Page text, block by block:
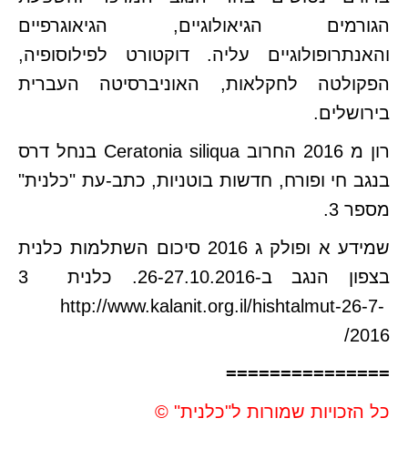
הגורמים הגיאולוגיים, הגיאוגרפיים
והאנתרופולוגיים עליה. דוקטורט לפילוסופיה,
הפקולטה לחקלאות, האוניברסיטה העברית
בירושלים.
רון מ 2016 החרוב Ceratonia siliqua בנחל דרס
בנגב חי ופורח, חדשות בוטניות, כתב-עת "כלנית"
מספר 3.
שמידע א ופולק ג 2016 סיכום השתלמות כלנית
בצפון הנגב ב-26-27.10.2016. כלנית 3
http://www.kalanit.org.il/hishtalmut-26-7-
2016/
===============
כל הזכויות שמורות ל"כלנית" ©